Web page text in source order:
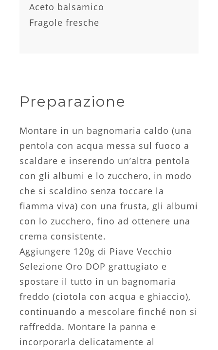
Aceto balsamico
Fragole fresche
Preparazione
Montare in un bagnomaria caldo (una
pentola con acqua messa sul fuoco a
scaldare e inserendo un’altra pentola
con gli albumi e lo zucchero, in modo
che si scaldino senza toccare la
fiamma viva) con una frusta, gli albumi
con lo zucchero, fino ad ottenere una
crema consistente.
Aggiungere 120g di Piave Vecchio
Selezione Oro DOP grattugiato e
spostare il tutto in un bagnomaria
freddo (ciotola con acqua e ghiaccio),
continuando a mescolare finché non si
raffredda. Montare la panna e
incorporarla delicatamente al